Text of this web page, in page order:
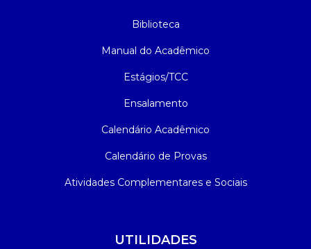
Biblioteca
Manual do Acadêmico
Estágios/TCC
Ensalamento
Calendário Acadêmico
Calendário de Provas
Atividades Complementares e Sociais
UTILIDADES